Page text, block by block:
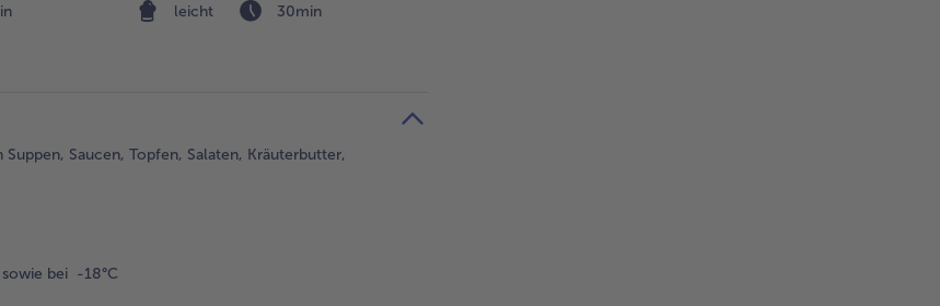
leicht 30min
Saucen, Topfen, Salaten, Kräuterbutter,
bei -18°C